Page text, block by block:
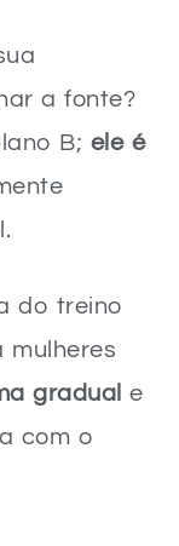
a fonte?
B; ele é
do treino
mulheres
gradual e
com o